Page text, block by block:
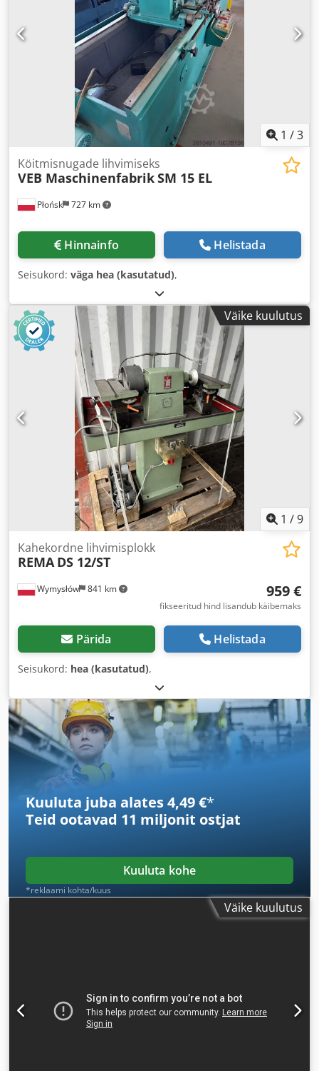
1 /3
Płońsk 727 km
Köitmisnugade lihvimiseks
VEB MaschinenfabrikSM 15 EL
Hinnainfo Helistada
Seisukord: väga hea (kasutatud),
Väike kuulutus
1 /9
Wymysłów 841 km
Kahekordne lihvimisplokk
REMA DS 12/ST
959 €
fikseeritud hind lisandub käibemaks
Pärida Helistada
Seisukord: hea (kasutatud),
Kuuluta juba alates 4,49 €*
Teid ootavad 11 miljonit ostjat
Kuuluta kohe
*reklaami kohta/kuus
Väike kuulutus